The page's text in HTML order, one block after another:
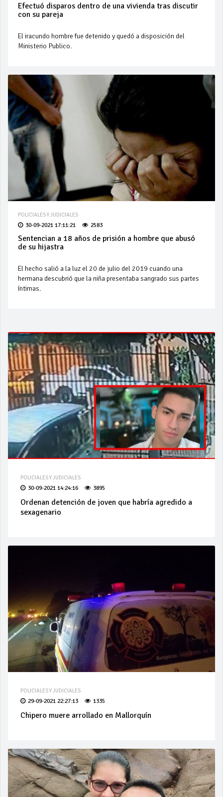
Efectuó disparos dentro de una vivienda tras discutir
con su pareja
El iracundo hombre fue detenido y quedó a disposición del
Ministerio Publico.
POLICIALES Y JUDICIALES
30-09-2021 17:11:21 2583
Sentencian a 18 años de prisión a hombre que abusó
de su hijastra
El hecho salió a la luz el 20 de julio del 2019 cuando una
hermana descubrió que la niña presentaba sangrado sus partes
íntimas.
POLICIALES Y JUDICIALES
30-09-2021 14:24:16 3895
Ordenan detención de joven que habría agredido a
sexagenario
POLICIALES Y JUDICIALES
29-09-2021 22:27:13 1335
Chipero muere arrollado en Mallorquín